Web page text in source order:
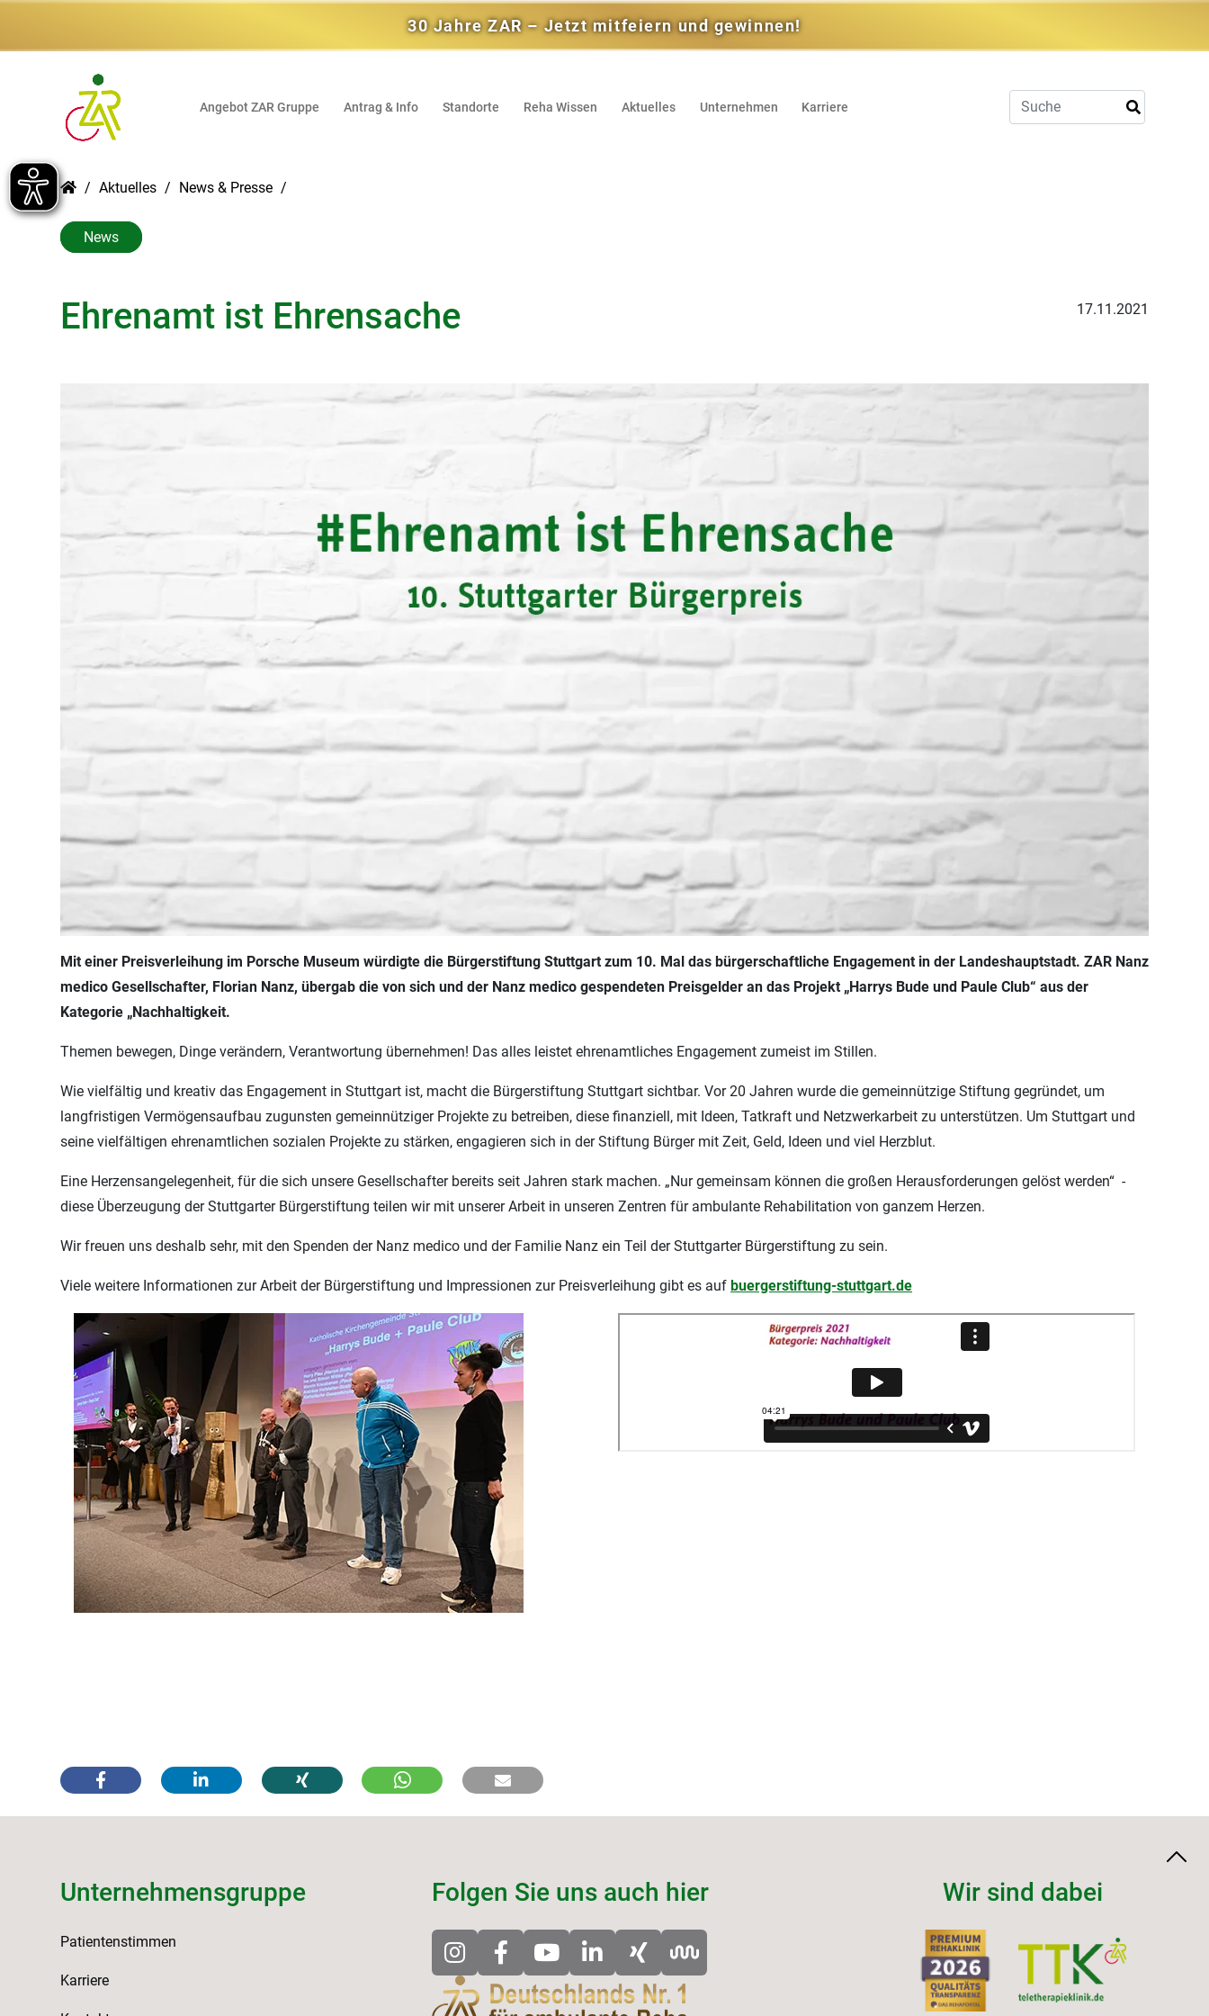
30 Jahre ZAR – Jetzt mitfeiern und gewinnen!
Angebot ZAR Gruppe Antrag & Info Standorte Reha Wissen Aktuelles Unternehmen Karriere
Aktuelles News & Presse
News
Ehrenamt ist Ehrensache 17.11.2021
Mit einer Preisverleihung im Porsche Museum würdigte die Bürgerstiftung Stuttgart zum 10. Mal das bürgerschaftliche Engagement in der Landeshauptstadt. ZAR Nanz
medico Gesellschafter, Florian Nanz, übergab die von sich und der Nanz medico gespendeten Preisgelder an das Projekt „Harrys Bude und Paule Club“ aus der
Kategorie „Nachhaltigkeit.
Themen bewegen, Dinge verändern, Verantwortung übernehmen! Das alles leistet ehrenamtliches Engagement zumeist im Stillen.
Wie vielfältig und kreativ das Engagement in Stuttgart ist, macht die Bürgerstiftung Stuttgart sichtbar. Vor 20 Jahren wurde die gemeinnützige Stiftung gegründet, um
langfristigen Vermögensaufbau zugunsten gemeinnütziger Projekte zu betreiben, diese finanziell, mit Ideen, Tatkraft und Netzwerkarbeit zu unterstützen. Um Stuttgart und
seine vielfältigen ehrenamtlichen sozialen Projekte zu stärken, engagieren sich in der Stiftung Bürger mit Zeit, Geld, Ideen und viel Herzblut.
Eine Herzensangelegenheit, für die sich unsere Gesellschafter bereits seit Jahren stark machen. „Nur gemeinsam können die großen Herausforderungen gelöst werden“ -
diese Überzeugung der Stuttgarter Bürgerstiftung teilen wir mit unserer Arbeit in unseren Zentren für ambulante Rehabilitation von ganzem Herzen.
Wir freuen uns deshalb sehr, mit den Spenden der Nanz medico und der Familie Nanz ein Teil der Stuttgarter Bürgerstiftung zu sein.
Viele weitere Informationen zur Arbeit der Bürgerstiftung und Impressionen zur Preisverleihung gibt es auf buergerstiftung-stuttgart.de
Unternehmensgruppe
Patientenstimmen
Karriere
Folgen Sie uns auch hier Wir sind dabei